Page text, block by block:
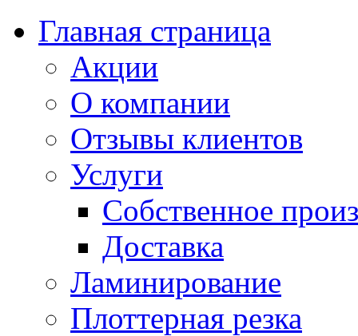
Главная страница
Акции
О компании
Отзывы клиентов
Услуги
Собственное
Доставка
Ламинирование
Плоттерная резка